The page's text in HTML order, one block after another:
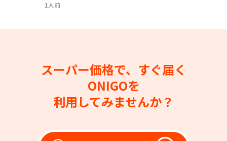
1人前
スーパー価格で、すぐ届く
ONIGOを
利用してみませんか？